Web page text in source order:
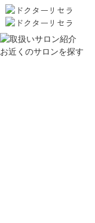
お近くのサロンを探す